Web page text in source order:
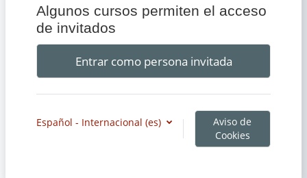
Algunos cursos permiten el acceso
de invitados
Entrar como persona invitada
Español - Internacional ‎(es)‎
Aviso de
Cookies